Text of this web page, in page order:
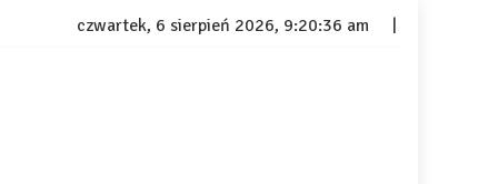
czwartek, 6 sierpień 2026, 9:20:37 am